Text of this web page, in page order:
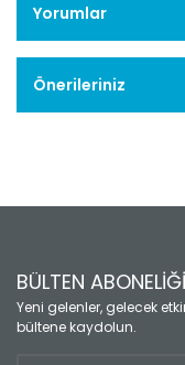
Yorumlar
Önerileriniz
BÜLTEN ABONELİĞİ
Yeni gelenler, gelecek
bültene kaydolun.